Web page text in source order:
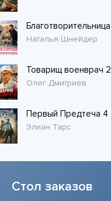
Благотворительница
Наталья Шнейдер
Товарищ военврач 2
Олег Дмитриев
Первый Предтеча 4
Элиан Тарс
Стол заказов